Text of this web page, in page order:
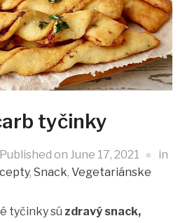
tyčinky
Published on June 17, 2021
in
, Snack, Vegetariánske
tyčinky sú zdravý snack,